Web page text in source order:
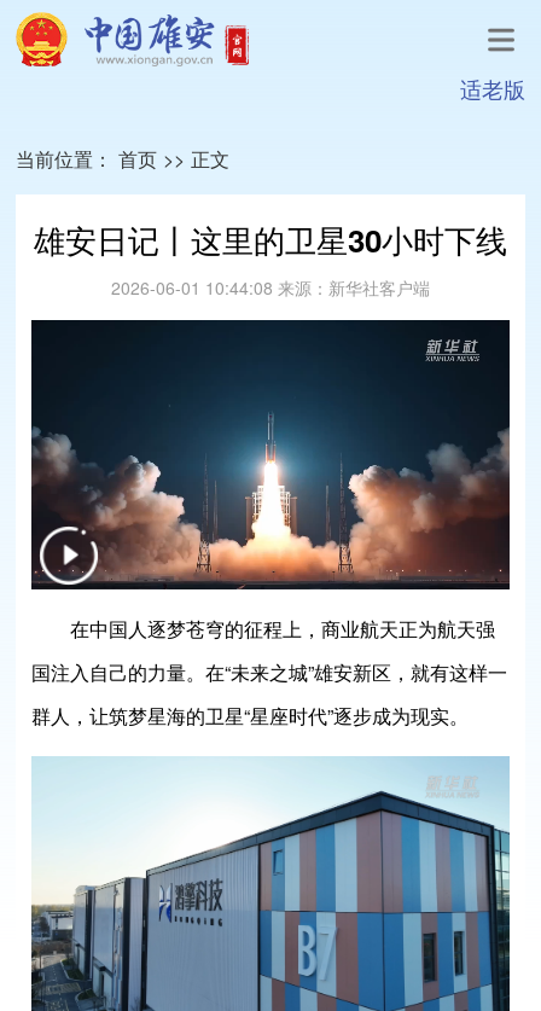
适老版
当前位置： 首页 >> 正文
雄安日记丨这里的卫星30小时下线
2026-06-01 10:44:08 来源： 新华社客户端
在中国人逐梦苍穹的征程上，商业航天正为航天强
国注入自己的力量。在“未来之城”雄安新区，就有这样一
群人，让筑梦星海的卫星“星座时代”逐步成为现实。